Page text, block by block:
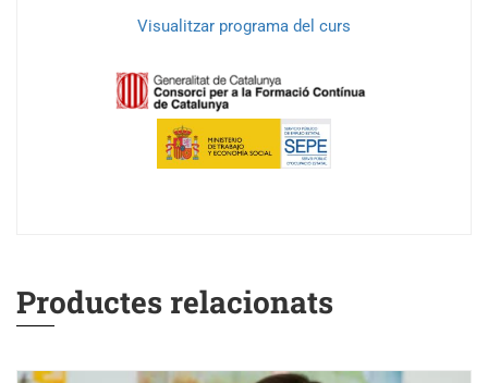
Visualitzar programa del curs
Productes relacionats